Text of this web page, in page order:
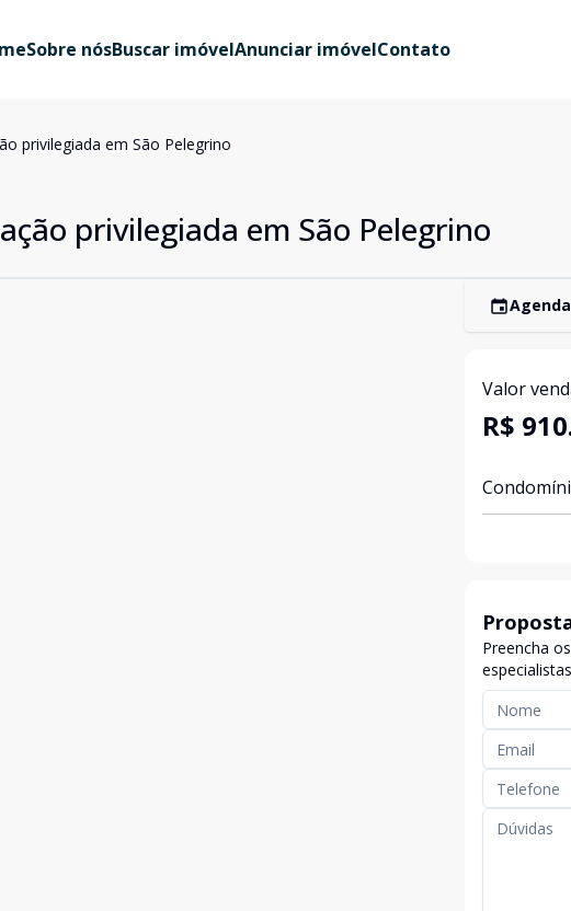
Sobre nósBuscar imóvelAnunciar imóvelContato
privilegiada em São Pelegrino
privilegiada em São Pelegrino
Valor
R$
Preencha